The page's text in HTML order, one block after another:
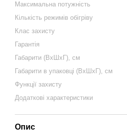
Максимальна потужність
Кількість режимів обігріву
Клас захисту
Гарантія
Габарити (ВхШхГ), см
Габарити в упаковці (ВхШхГ), см
Функції захисту
Додаткові характеристики
Опис